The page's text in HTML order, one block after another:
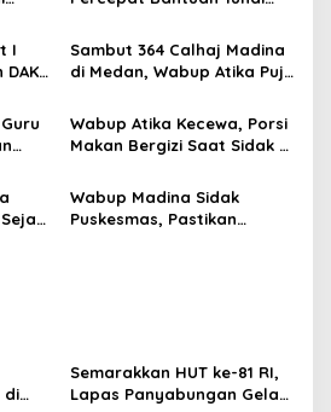
Lumban Pinasa
I
Sambut 364 Calhaj Madina
di Medan, Wabup Atika Puji
Wabup Atika Kecewa, Porsi
Makan Bergizi Saat Sidak di
Wabup Madina Sidak
Puskesmas, Pastikan
di
Semarakkan HUT ke-81 RI,
Lapas Panyabungan Gelar